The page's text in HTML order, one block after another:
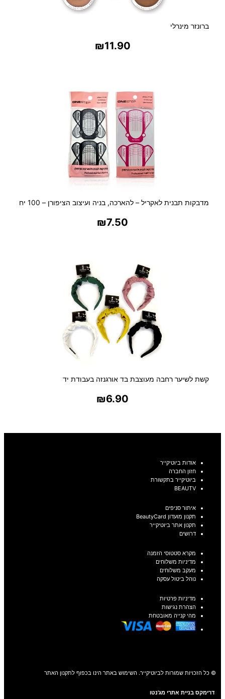
ברונזר מינרלי
₪11.90
מדבקות תבנית לאקריל – להארכה, בניה ועיצוב הציפורן – 100 יח
₪7.50
קשת לשיער רחבה מעוצבת בד אורגנזה בעבודת יד
₪6.90
אודות ביוטיקייר
חזון החברה
ביוטיקייר בתקשורת
BEAUTV
איתור סניפים
תקנון מועדון BeautyCard
תקנון אתר ביוטיקייר
דרושים
מקרא סטטוסי הזמנה
מדיניות משלוחים
מעקב משלוחים
נוהל ביטול עסקה
מדיניות פרטיות
הצהרת נגישות
מהי קנייה מאובטחת
© כל הזכויות שמורות לביוטיקייר. השימוש באתר הינו בכפוף לתקנון האתר
דרימקס בניית אתרי מג'נטו